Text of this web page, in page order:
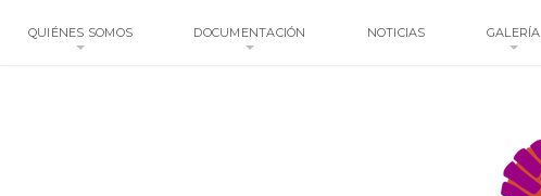
QUIÉNES SOMOS DOCUMENTACIÓN NOTICIAS GALERÍA